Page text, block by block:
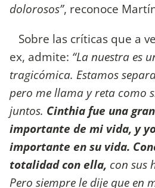
dolorosos”, reconoce
Sobre las críticas que a
ex, admite: “La nuestra es
tragicómica. Estamos
pero me llama y reta como
juntos. Cinthia fue una
importante de mi vida, y
importante en su vida.
totalidad con ella, con sus
Pero siempre le dije que en